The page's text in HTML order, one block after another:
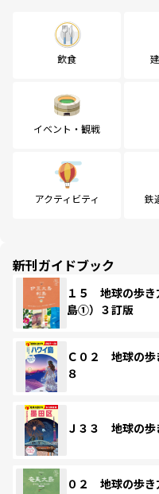
飲食
イベント・観戦
アクティビティ 鉄
新刊ガイドブック
１５ 地球の歩
島①）３訂版
Ｃ０２ 地球の
８
Ｊ３３ 地球の
０２ 地球の歩